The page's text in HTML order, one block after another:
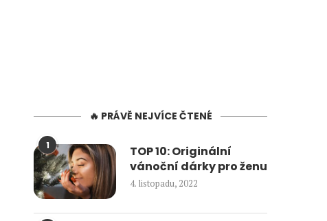
🔥 PRÁVĚ NEJVÍCE ČTENÉ
1
TOP 10: Originální
vánoční dárky pro ženu
4. listopadu, 2022